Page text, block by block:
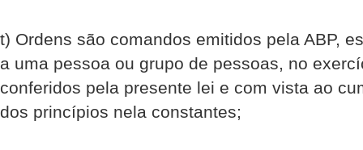
t) Ordens são comandos emitidos pela ABP,
a uma pessoa ou grupo de pessoas, no
conferidos pela presente lei e com vista ao
dos princípios nela constantes;